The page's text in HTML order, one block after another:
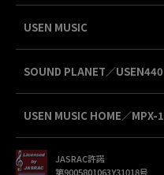
USEN MUSIC
SOUND PLANET／USEN440
USEN MUSIC HOME／MPX-1
JASRAC許諾
第9005801063Y31018号